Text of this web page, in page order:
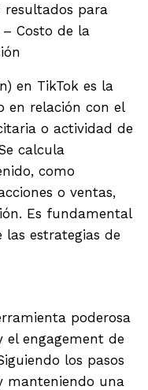
resultados para
Costo de la
en TikTok es la
en relación con el
o actividad de
calcula
como
o ventas,
Es fundamental
estrategias de
poderosa
engagement de
los pasos
manteniendo una